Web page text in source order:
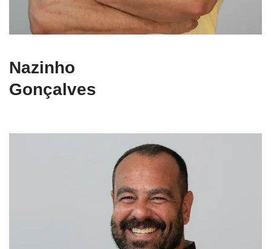
Nazinho
Gonçalves